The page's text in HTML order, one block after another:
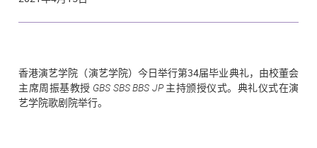
香港演艺学院（演艺学院）今日举行第34届毕业典礼，由校董会
主席周振基教授 GBS SBS BBS JP主持颁授仪式。典礼仪式在演
艺学院歌剧院举行。